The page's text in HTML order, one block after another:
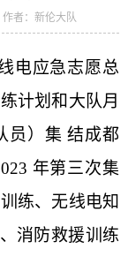
者：新伦大队
电应急志愿总
计划和大队月
员）集结成都
年第三次集
练、无线电知
消防救援训练